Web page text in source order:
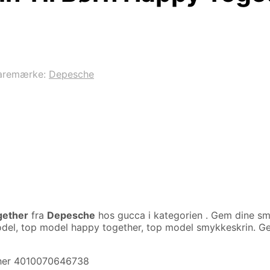
Depesche
fra Depesche hos gucca i kategorien . Gem dine
top model happy together, top model smykkeskrin.
4010070646738